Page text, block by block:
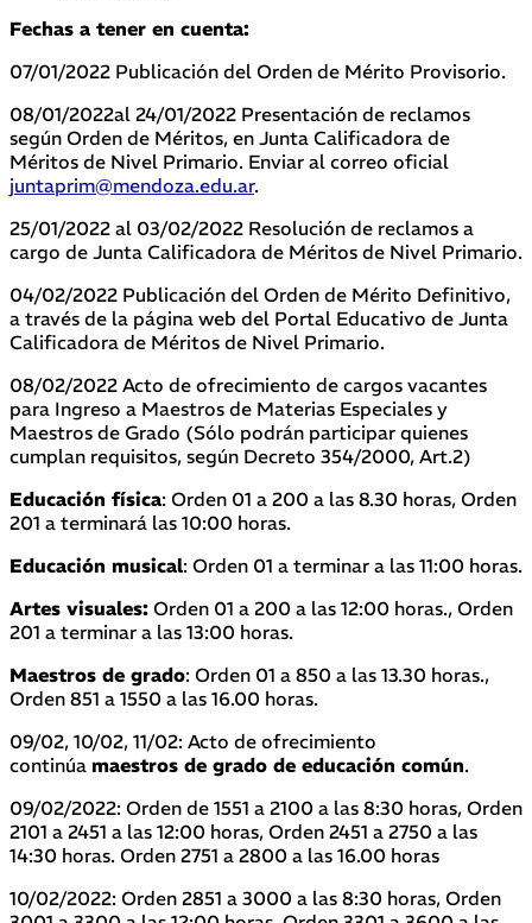
Fechas a tener en cuenta:
07/01/2022 Publicación del Orden de Mérito Provisorio.
08/01/2022al 24/01/2022 Presentación de reclamos
según Orden de Méritos, en Junta Calificadora de
Méritos de Nivel Primario. Enviar al correo oficial
juntaprim@mendoza.edu.ar.
25/01/2022 al 03/02/2022 Resolución de reclamos a
cargo de Junta Calificadora de Méritos de Nivel Primario.
04/02/2022 Publicación del Orden de Mérito Definitivo,
a través de la página web del Portal Educativo de Junta
Calificadora de Méritos de Nivel Primario.
08/02/2022 Acto de ofrecimiento de cargos vacantes
para Ingreso a Maestros de Materias Especiales y
Maestros de Grado (Sólo podrán participar quienes
cumplan requisitos, según Decreto 354/2000, Art.2)
Educación física: Orden 01 a 200 a las 8.30 horas, Orden
201 a terminará las 10:00 horas.
Educación musical: Orden 01 a terminar a las 11:00 horas.
Artes visuales: Orden 01 a 200 a las 12:00 horas., Orden
201 a terminar a las 13:00 horas.
Maestros de grado: Orden 01 a 850 a las 13.30 horas.,
Orden 851 a 1550 a las 16.00 horas.
09/02, 10/02, 11/02: Acto de ofrecimiento
continúa maestros de grado de educación común.
09/02/2022: Orden de 1551 a 2100 a las 8:30 horas, Orden
2101 a 2451 a las 12:00 horas, Orden 2451 a 2750 a las
14:30 horas. Orden 2751 a 2800 a las 16.00 horas
10/02/2022: Orden 2851 a 3000 a las 8:30 horas, Orden